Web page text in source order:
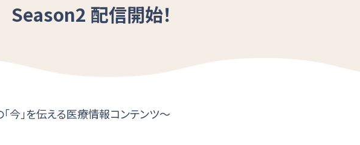
Season2 配信開始！
今」を伝える医療情報コンテンツ～